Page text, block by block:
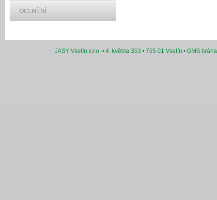
OCENĚNÍ
JASY Vsetín s.r.o. • 4. května 353 • 755 01 Vsetín • GMS